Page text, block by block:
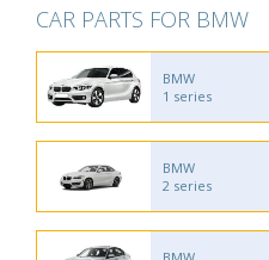
CAR PARTS FOR BMW
BMW
1 series
BMW
2 series